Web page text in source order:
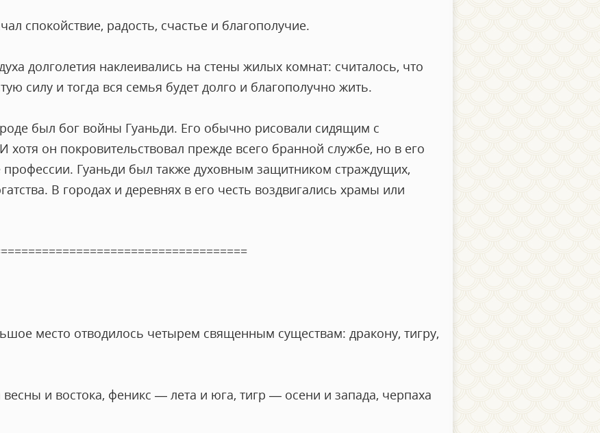
спокойствие, радость, счастье и благополучие.
долголетия наклеивались на стены жилых комнат: считалось, что
силу и тогда вся семья будет долго и благополучно жить.
был бог войны Гуаньди. Его обычно рисовали сидящим с
хотя он покровительствовал прежде всего бранной службе, но в его
Гуаньди был также духовным защитником страждущих,
В городах и деревнях в его честь воздвигались храмы или
место отводилось четырем священным существам: дракону, тигру,
и востока, феникс — лета и юга, тигр — осени и запада, черпаха